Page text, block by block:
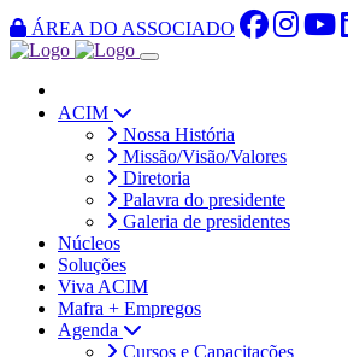
ÁREA DO ASSOCIADO
ACIM
Nossa História
Missão/Visão/Valores
Diretoria
Palavra do presidente
Galeria de presidentes
Núcleos
Soluções
Viva ACIM
Mafra + Empregos
Agenda
Cursos e Capacitações